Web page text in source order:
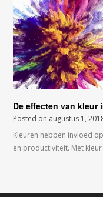
De effecten van kleur
Posted on augustus 1,
Kleuren hebben invloed
en productiviteit. Met